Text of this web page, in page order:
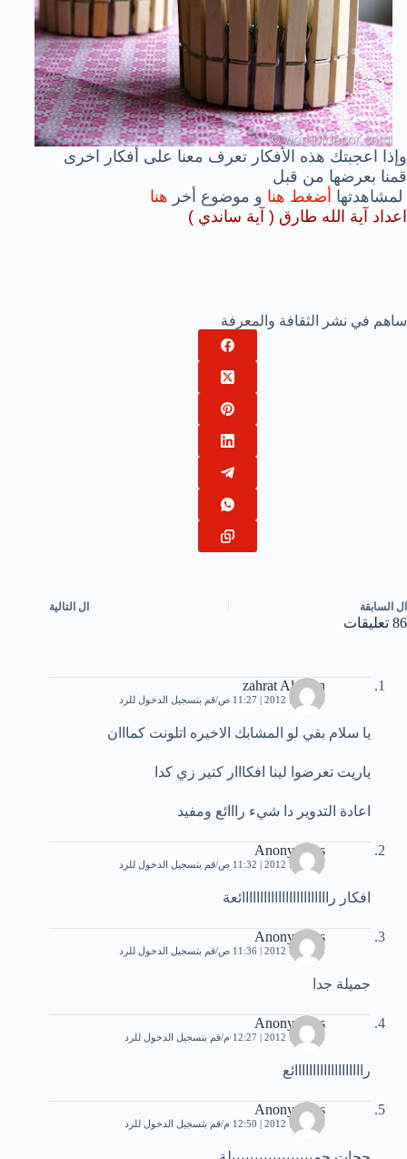
وإذا اعجبتك هذه الأفكار تعرف معنا على أفكار اخرى
قمنا بعرضها من قبل
لمشاهدتها أضغط هنا و موضوع أخر هنا
اعداد آية الله طارق ( آية ساندي )
ساهم في نشر الثقافة والمعرفة
ال السابقة ال التالية
86 تعليقات
zahrat Aleman
25 يونيو، 2012 | 11:27 ص قم بتسجيل الدخول للرد
يا سلام بقي لو المشابك الاخيره اتلونت كمااان
ياريت تعرضوا لينا افكااار كتير زي كدا
اعادة التدوير دا شيء رااائع ومفيد
Anonymous
25 يونيو، 2012 | 11:32 ص قم بتسجيل الدخول للرد
افكار راااااااااااااااااااااااائعة
Anonymous
25 يونيو، 2012 | 11:36 ص قم بتسجيل الدخول للرد
جميلة جدا
Anonymous
25 يونيو، 2012 | 12:27 م قم بتسجيل الدخول للرد
رااااااااااااااااااائع
Anonymous
25 يونيو، 2012 | 12:50 م قم بتسجيل الدخول للرد